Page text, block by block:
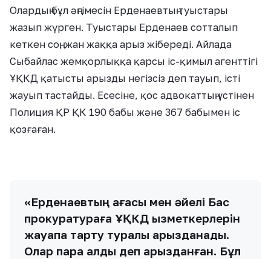
Олардың бұл әңгімесін Ерденаевтың туыстары
жазып жүрген. Туыстары Ерденаев сотталып
кеткен соң, жан жаққа арыз жібереді. Айлада
Сыбайлас жемқорлыққа қарсы іс-қимыл агенттігі
ҰҚКД қатысты арызды негізсіз деп тауып, істі
жауып тастайды. Есесіне, қос адвокаттың үстінен
Полиция ҚР ҚК 190 бабы және 367 бабымен іс
қозғаған.
«Ерденаевтың ағасы мен әйелі Бас
прокуратураға ҰҚКД қызметкерлерін
жауапқа тарту туралы арызданады.
Олар пара алды деп арызданған. Бұл